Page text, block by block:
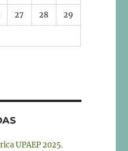
27 28 29
UPAEP 2025.